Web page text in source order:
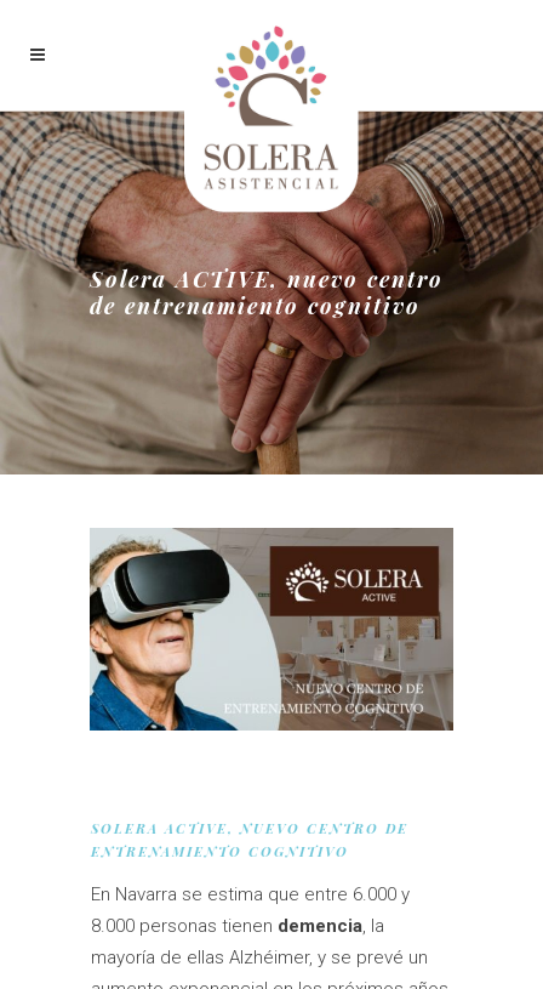
Solera ACTIVE, nuevo centro
de entrenamiento cognitivo
SOLERA ACTIVE, NUEVO CENTRO DE
ENTRENAMIENTO COGNITIVO
En Navarra se estima que entre 6.000 y
8.000 personas tienen demencia, la
mayoría de ellas Alzhéimer, y se prevé un